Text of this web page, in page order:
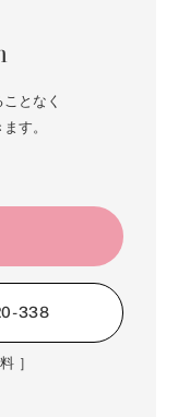
となく
す。
338
］